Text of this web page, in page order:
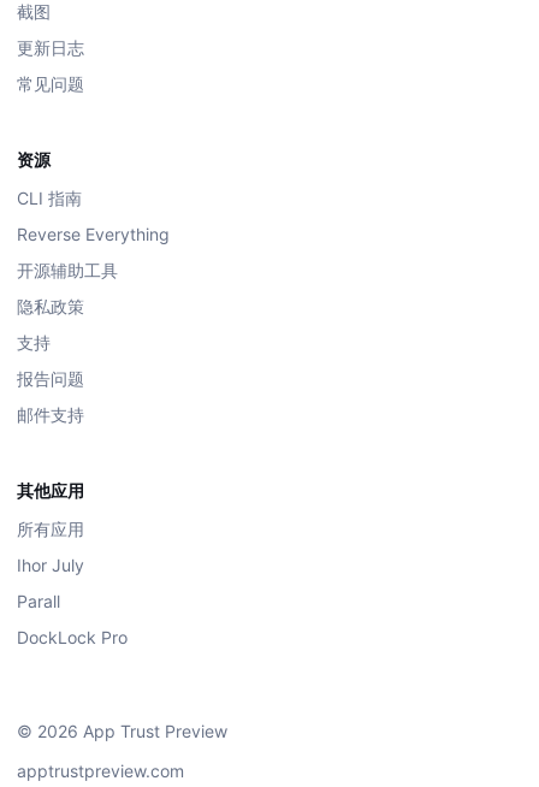
截图
更新日志
常见问题
资源
CLI 指南
Reverse Everything
开源辅助工具
隐私政策
支持
报告问题
邮件支持
其他应用
所有应用
Ihor July
Parall
DockLock Pro
© 2026 App Trust Preview
apptrustpreview.com